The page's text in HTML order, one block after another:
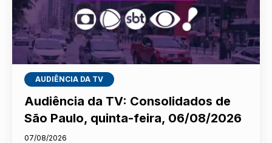
AUDIÊNCIA DA TV
Audiência da TV: Consolidados de
São Paulo, quinta-feira, 06/08/2026
07/08/2026